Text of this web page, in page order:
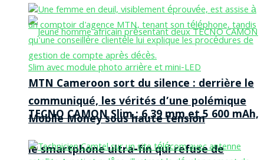
TECNO CAMON Slim : 6,39 mm et 5 600 mAh,
le smartphone ultra-fin qui refuse de
MTN Cameroon sort du silence : derrière le
communiqué, les vérités d’une polémique
Mobile Money sous haute tension